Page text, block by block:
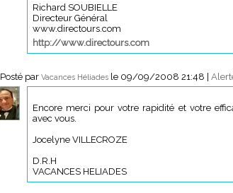
Richard SOUBIELLE
Directeur Général
www.directours.com
http://www.directours.com
Posté par Vacances Héliades le 09/09/2008 21:48
Encore merci pour votre rapidité et votre
avec vous.
Jocelyne VILLECROZE
D.R.H
VACANCES HELIADES